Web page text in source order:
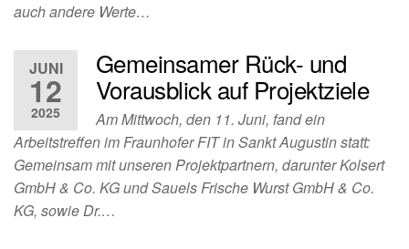
auch andere Werte…
JUNI
12
2025
Gemeinsamer Rück- und
Vorausblick auf Projektziele
Am Mittwoch, den 11. Juni, fand ein
Arbeitstreffen im Fraunhofer FIT in Sankt Augustin statt:
Gemeinsam mit unseren Projektpartnern, darunter Kolsert
GmbH & Co. KG und Sauels Frische Wurst GmbH & Co.
KG, sowie Dr.…